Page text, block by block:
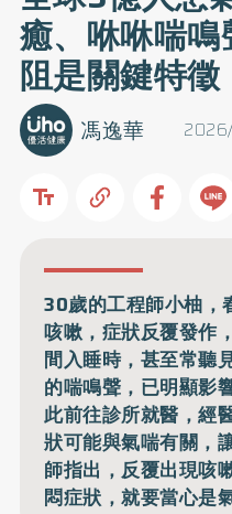
癒、咻咻喘
阻是關鍵特徵
馮逸華
30歲的工程師小柚，
咳嗽，症狀反覆發作
間入睡時，甚至常聽
的喘鳴聲，已明顯影
此前往診所就醫，經
狀可能與氣喘有關，
師指出，反覆出現咳
悶症狀，就要當心是